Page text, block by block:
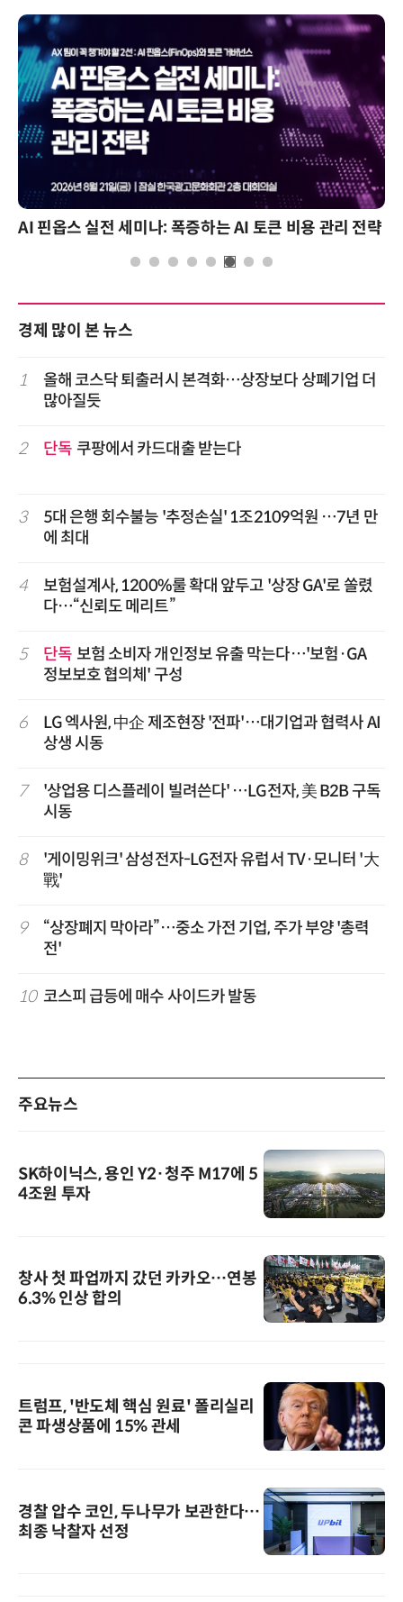
AI 핀옵스 실전 세미나: 폭증하는 AI 토큰 비용 관리 전략
경제 많이 본 뉴스
1
올해 코스닥 퇴출러시 본격화…상장보다 상폐기업 더
많아질듯
2 단독 쿠팡에서 카드대출 받는다
3
5대 은행 회수불능 '추정손실' 1조2109억원 …7년 만
에 최대
4
보험설계사, 1200%룰 확대 앞두고 '상장 GA'로 쏠렸
다…“신뢰도 메리트”
5 단독 보험 소비자 개인정보 유출 막는다…'보험·GA
정보보호 협의체' 구성
6
LG 엑사원, 中企 제조현장 '전파'…대기업과 협력사 AI
상생 시동
7
'상업용 디스플레이 빌려쓴다' …LG전자, 美 B2B 구독
시동
8
'게이밍위크' 삼성전자-LG전자 유럽서 TV·모니터 '大
戰'
9
“상장폐지 막아라”…중소 가전 기업, 주가 부양 '총력
전'
10 코스피 급등에 매수 사이드카 발동
주요뉴스
SK하이닉스, 용인 Y2·청주 M17에 5
4조원 투자
창사 첫 파업까지 갔던 카카오…연봉
6.3% 인상 합의
트럼프, '반도체 핵심 원료' 폴리실리
콘 파생상품에 15% 관세
경찰 압수 코인, 두나무가 보관한다…
최종 낙찰자 선정